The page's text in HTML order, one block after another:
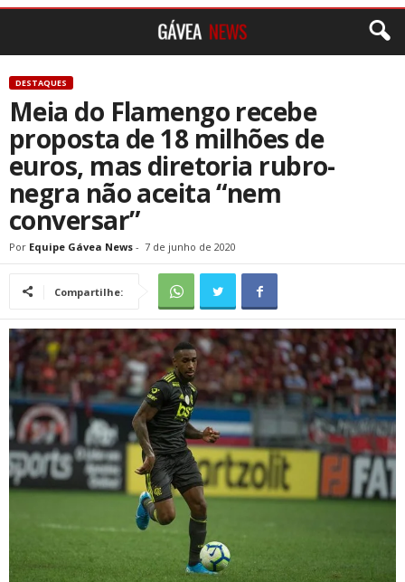
DESTAQUES
Meia do Flamengo recebe
proposta de 18 milhões de
euros, mas diretoria rubro-
negra não aceita “nem
conversar”
Por Equipe Gávea News - 7 de junho de 2020
Compartilhe: